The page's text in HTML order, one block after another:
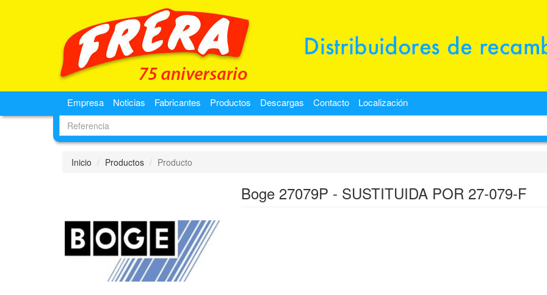
Empresa Noticias Fabricantes Productos Descargas Contacto Localización
Inicio Productos Producto
Boge 27079P - SUSTITUIDA POR 27-079-F